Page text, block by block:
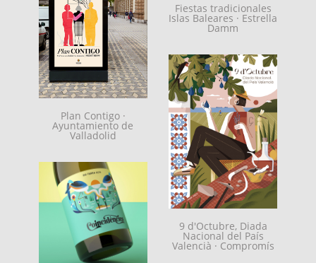
Fiestas tradicionales
Islas Baleares · Estrella
Damm
Plan Contigo ·
Ayuntamiento de
Valladolid
9 d'Octubre, Diada
Nacional del País
Valencià · Compromís